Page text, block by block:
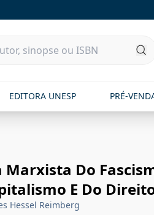
EDITORA UNESP PRÉ-
Marxista Do
E Do
Hessel Reimberg